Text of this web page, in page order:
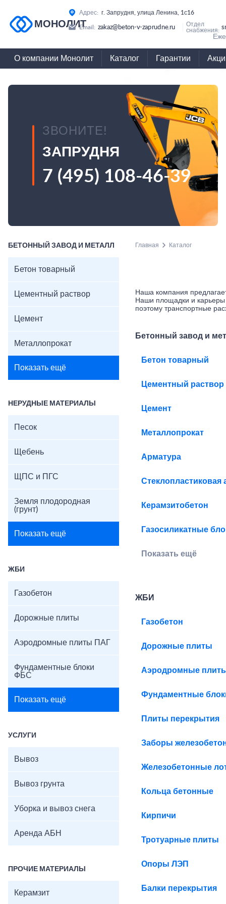
МОНОЛИТ
Адрес: г. Запрудня, улица Ленина, 1с16
Email: zakaz@beton-v-zaprudne.ru
Отдел
снабжения:
О компании Монолит Каталог Гарантии
ЗВОНИТЕ!
ЗАПРУДНЯ
7 (495) 108-46-39
БЕТОННЫЙ ЗАВОД И МЕТАЛЛ
Бетон товарный
Цементный раствор
Цемент
Металлопрокат
Показать ещё
НЕРУДНЫЕ МАТЕРИАЛЫ
Песок
Щебень
ЩПС и ПГС
Земля плодородная
(грунт)
Показать ещё
ЖБИ
Газобетон
Дорожные плиты
Аэродромные плиты ПАГ
Фундаментные блоки
ФБС
Показать ещё
УСЛУГИ
Вывоз
Вывоз грунта
Уборка и вывоз снега
Аренда АБН
ПРОЧИЕ МАТЕРИАЛЫ
Керамзит
Главная Каталог
Наша компания
Наши площадки и карьеры
поэтому транспортные
Бетонный завод и
Бетон товарный
Цементный раствор
Цемент
Металлопрокат
Арматура
Стеклопластиковая
Керамзитобетон
Газосиликатные
Показать ещё
ЖБИ
Газобетон
Дорожные плиты
Аэродромные
Фундаментные
Плиты перекрытия
Заборы
Железобетонные
Кольца бетонные
Кирпичи
Тротуарные плиты
Опоры ЛЭП
Балки перекрытия